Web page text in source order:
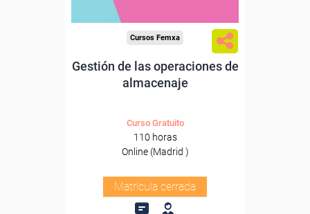
Cursos Femxa
Gestión de las operaciones de
almacenaje
Curso Gratuito
110 horas
Online (Madrid )
Matrícula cerrada